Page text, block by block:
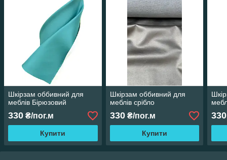
Шкірзам оббивний для
меблів Бірюзовий
330 ₴/пог.м
Купити
Шкірзам оббивний для
меблів срібло
330₴/пог.м
Купити
330